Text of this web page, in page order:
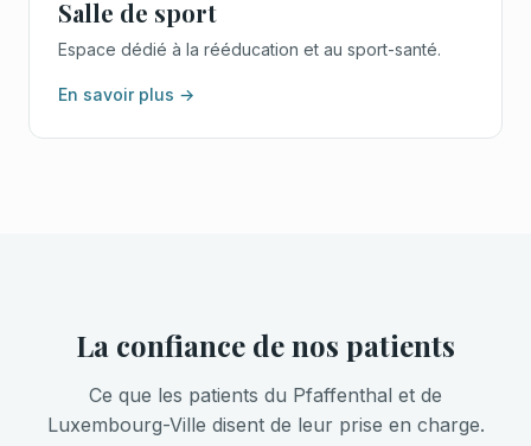
Salle de sport
Espace dédié à la rééducation et au sport-santé.
En savoir plus →
La confiance de nos patients
Ce que les patients du Pfaffenthal et de
Luxembourg-Ville disent de leur prise en charge.